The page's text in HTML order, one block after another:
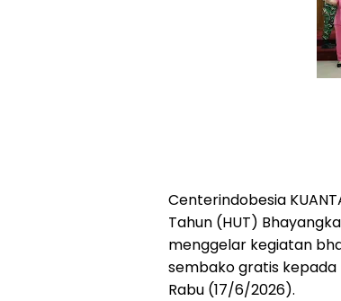
Centerindobesia
Tahun (HUT)
menggelar kegiatan
sembako gratis kepada
Rabu (17/6/2026).